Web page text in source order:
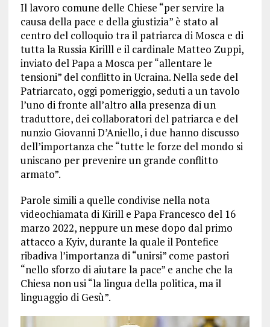
Il lavoro comune delle Chiese “per servire la
causa della pace e della giustizia” è stato al
centro del colloquio tra il patriarca di Mosca e di
tutta la Russia Kirilll e il cardinale Matteo Zuppi,
inviato del Papa a Mosca per “allentare le
tensioni” del conflitto in Ucraina. Nella sede del
Patriarcato, oggi pomeriggio, seduti a un tavolo
l’uno di fronte all’altro alla presenza di un
traduttore, dei collaboratori del patriarca e del
nunzio Giovanni D’Aniello, i due hanno discusso
dell’importanza che “tutte le forze del mondo si
uniscano per prevenire un grande conflitto
armato”.
Parole simili a quelle condivise nella nota
videochiamata di Kirill e Papa Francesco del 16
marzo 2022, neppure un mese dopo dal primo
attacco a Kyiv, durante la quale il Pontefice
ribadiva l’importanza di “unirsi” come pastori
“nello sforzo di aiutare la pace” e anche che la
Chiesa non usi “la lingua della politica, ma il
linguaggio di Gesù”.